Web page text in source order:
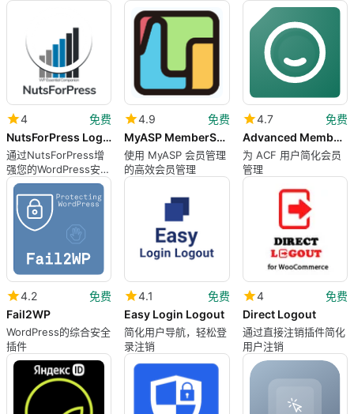
4
免费
NutsForPress Login Watchdog
通过NutsForPress增
强您的WordPress安全
性
4.9
免费
MyASP MemberShip
使用 MyASP 会员管理
的高效会员管理
4.7
免费
Advanced Members for ACF
为 ACF 用户简化会员
管理
4.2
免费
Fail2WP
WordPress的综合安全
插件
4.1
免费
Easy Login Logout
简化用户导航，轻松登
录注销
4
免费
Direct Logout
通过直接注销插件简化
用户注销